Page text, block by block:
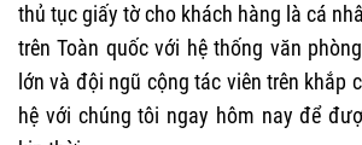
thủ tục giấy tờ cho khách hàng là cá
trên Toàn quốc với hệ thống văn
lớn và đội ngũ cộng tác viên trên khắp
hệ với chúng tôi ngay hôm nay để